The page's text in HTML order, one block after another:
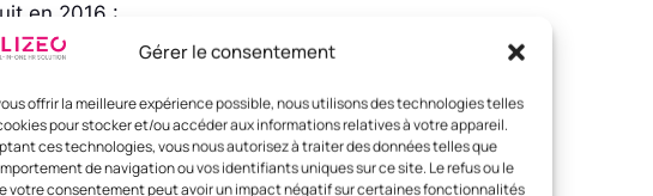
Gérer le consentement
offrir la meilleure expérience possible, nous utilisons des technologies telles
pour stocker et/ou accéder aux informations relatives à votre appareil.
ces technologies, vous nous autorisez à traiter des données telles que
de navigation ou vos identifiants uniques sur ce site. Le refus ou le
votre consentement peut avoir un impact négatif sur certaines fonctionnalités
en 2016 :
de congé paternité à274 €/sem
dans les 6 mois suivant la naissance
PRSI similaires au Maternity Benefit